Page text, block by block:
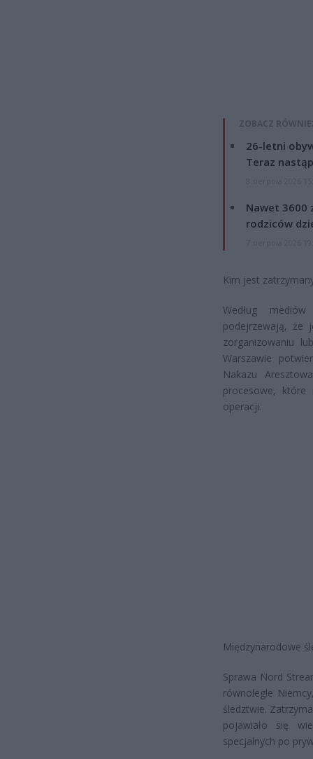
ZOBACZ
26-letni
Teraz
Nawet 3600
rodziców
Kim jest
Według
podejrzewają, że
zorganizowaniu
Warszawie
Nakazu
procesowe, które
operacji.
Międzynarodowe
Sprawa Nord
równolegle
śledztwie.
pojawiało się
specjalnych po